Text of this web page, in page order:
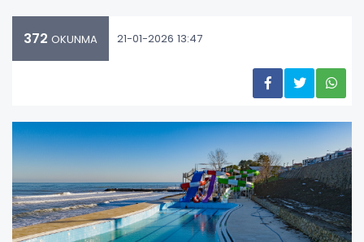
372 OKUNMA 21-01-2026 13:47